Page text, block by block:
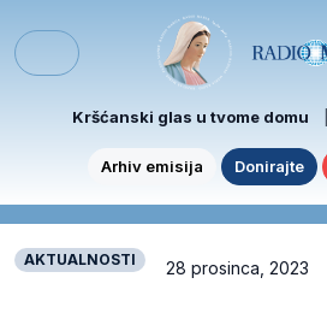
Menu
Kršćanski glas u tvome domu
Arhiv emisija Donirajte
AKTUALNOSTI 28 prosinca, 2023